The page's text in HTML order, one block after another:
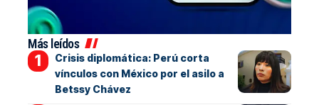
Más leídos
Crisis diplomática: Perú corta
vínculos con México por el asilo a
Betssy Chávez